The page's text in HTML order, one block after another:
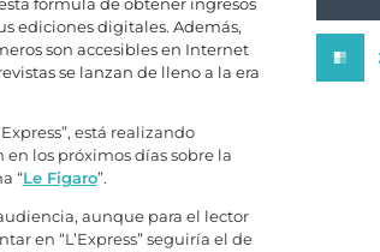
fórmula de obtener ingresos
ediciones digitales. Además,
son accesibles en Internet
se lanzan de lleno a la era
está realizando
los próximos días sobre la
“Le Figaro”.
aunque para el lector
en “L’Express” seguiría el de